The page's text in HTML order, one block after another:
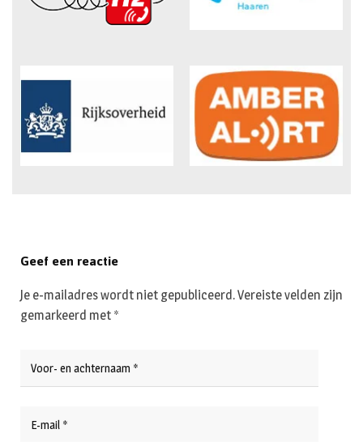
Geef een reactie
Je e-mailadres wordt niet gepubliceerd.Vereiste velden zijn
gemarkeerd met *